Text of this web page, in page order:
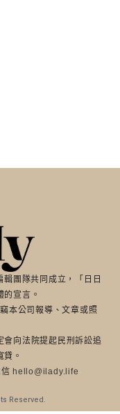
團隊共同成立，「日日
的宣言。
本公司報導、文章或照
向法院提起民刑訴訟追
。
hello@ilady.life
Reserved.